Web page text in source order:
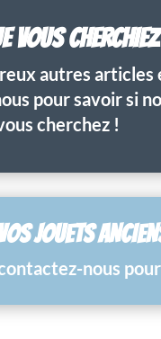
VOUS
autres articles
pour savoir si
cherchez !
JOUETS
nous